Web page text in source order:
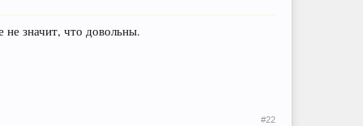
значит, что довольны.
#22